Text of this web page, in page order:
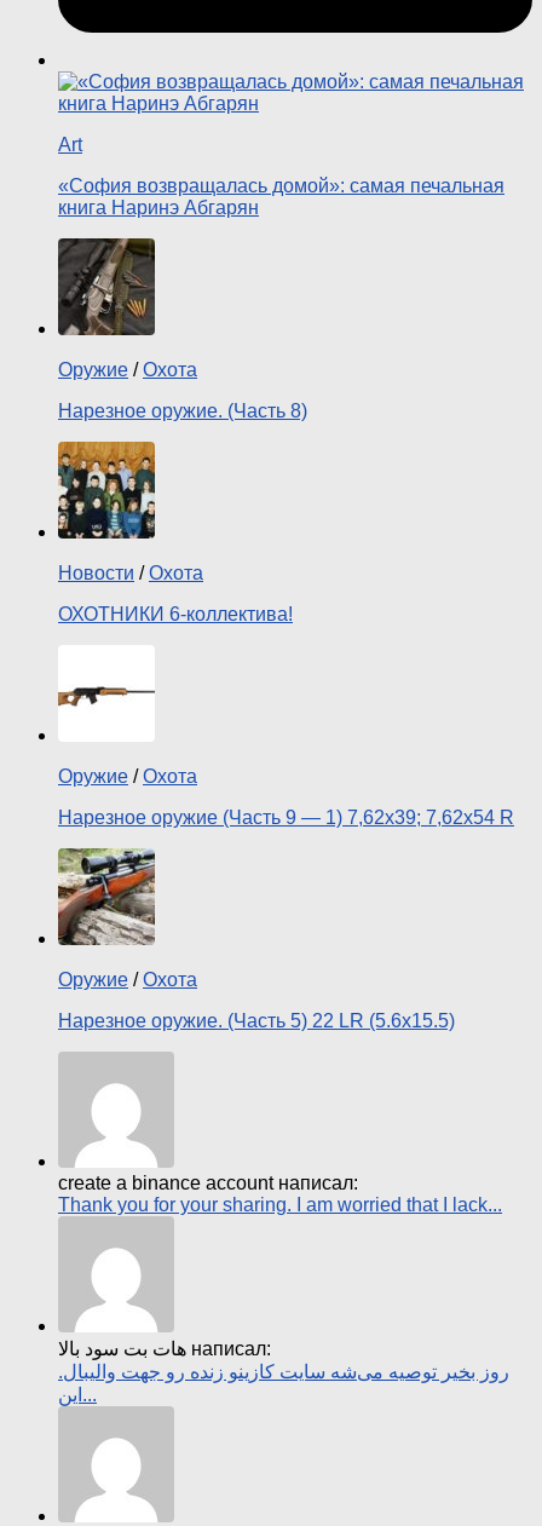
Art
«София возвращалась домой»: самая печальная
книга Наринэ Абгарян
Оружие /Охота
Нарезное оружие. (Часть 8)
Новости /Охота
ОХОТНИКИ 6-коллектива!
Оружие /Охота
Нарезное оружие (Часть 9 — 1) 7,62х39; 7,62х54 R
Оружие /Охота
Нарезное оружие. (Часть 5) 22 LR (5.6х15.5)
create a binance account написал:
Thank you for your sharing. I am worried that I lack...
هات بت سود بالا написал:
روز بخیر توصیه می‌شه سایت کازینو زنده رو جهت والیبال.
این...